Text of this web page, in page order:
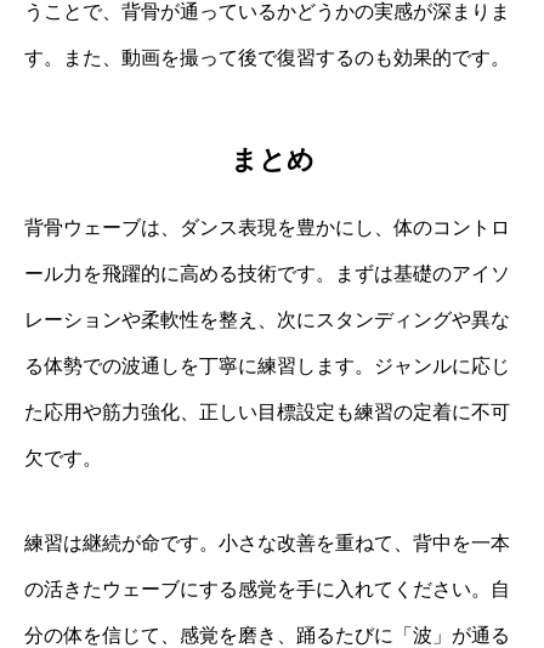
うことで、背骨が通っているかどうかの実感が深まりま
す。また、動画を撮って後で復習するのも効果的です。
まとめ
背骨ウェーブは、ダンス表現を豊かにし、体のコントロ
ール力を飛躍的に高める技術です。まずは基礎のアイソ
レーションや柔軟性を整え、次にスタンディングや異な
る体勢での波通しを丁寧に練習します。ジャンルに応じ
た応用や筋力強化、正しい目標設定も練習の定着に不可
欠です。
練習は継続が命です。小さな改善を重ねて、背中を一本
の活きたウェーブにする感覚を手に入れてください。自
分の体を信じて、感覚を磨き、踊るたびに「波」が通る